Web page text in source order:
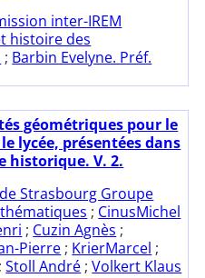
inter-IREM
histoire des
; Barbin Evelyne. Préf.
géométriques pour le
lycée, présentées dans
historique. V. 2.
de Strasbourg Groupe
; CinusMichel
; Cuzin Agnès ;
Pierre ; KrierMarcel ;
;Stoll André ;Volkert Klaus